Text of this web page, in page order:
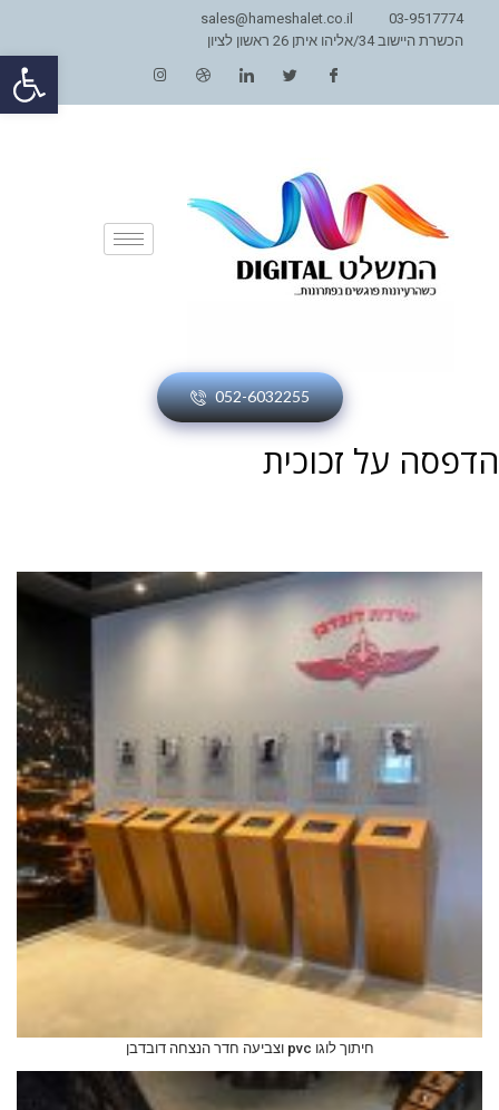
פתח
03-9517774
sales@hameshalet.co.il
הכשרת היישוב 34/אליהו איתן 26 ראשון לציון
052-6032255
הדפסה על זכוכית
חיתוך לוגו pvc וצביעה חדר הנצחה דובדבן